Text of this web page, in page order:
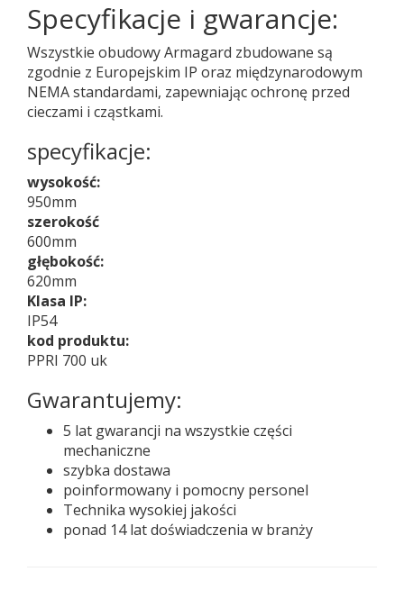
Specyfikacje i gwarancje:
Wszystkie obudowy Armagard zbudowane są
zgodnie z Europejskim IP oraz międzynarodowym
NEMA standardami, zapewniając ochronę przed
cieczami i cząstkami.
specyfikacje:
wysokość:
950mm
szerokość
600mm
głębokość:
620mm
Klasa IP:
IP54
kod produktu:
PPRI 700 uk
Gwarantujemy:
5 lat gwarancji na wszystkie części
mechaniczne
szybka dostawa
poinformowany i pomocny personel
Technika wysokiej jakości
ponad 14 lat doświadczenia w branży